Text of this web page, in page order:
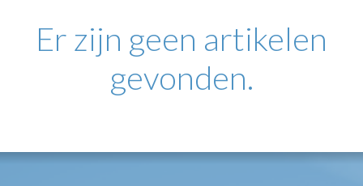
NHG
LHV
OPINIE
TARIEVEN
Er zijn geen artikelen
gevonden.